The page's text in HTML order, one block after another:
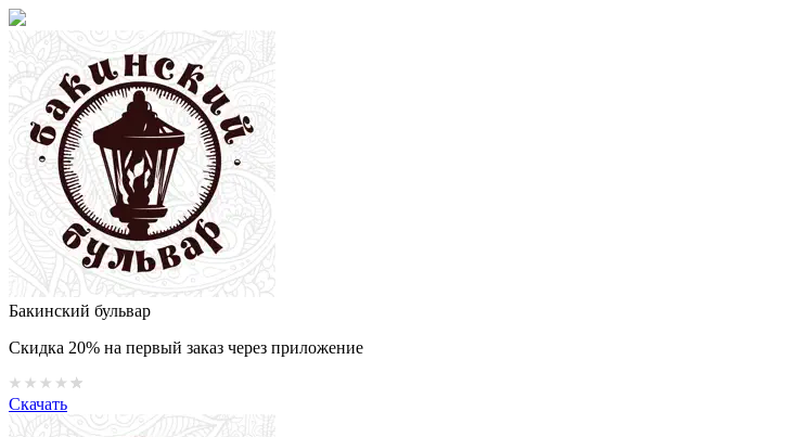
Бакинский бульвар
Скидка 20% на первый заказ через приложение
Скачать